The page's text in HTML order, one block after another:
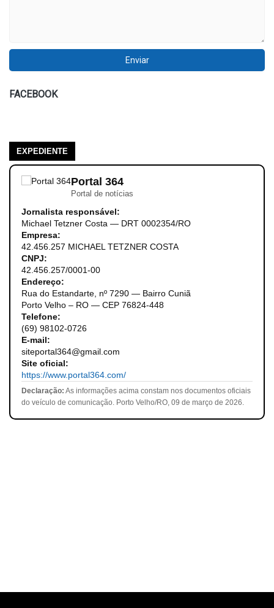
FACEBOOK
EXPEDIENTE
Portal 364
Portal de notícias
Jornalista responsável:
Michael Tetzner Costa — DRT 0002354/RO
Empresa:
42.456.257 MICHAEL TETZNER COSTA
CNPJ:
42.456.257/0001-00
Endereço:
Rua do Estandarte, nº 7290 — Bairro Cuniã
Porto Velho – RO — CEP 76824-448
Telefone:
(69) 98102-0726
E-mail:
siteportal364@gmail.com
Site oficial:
https://www.portal364.com/
Declaração: As informações acima constam nos documentos oficiais
do veículo de comunicação. Porto Velho/RO, 09 de março de 2026.